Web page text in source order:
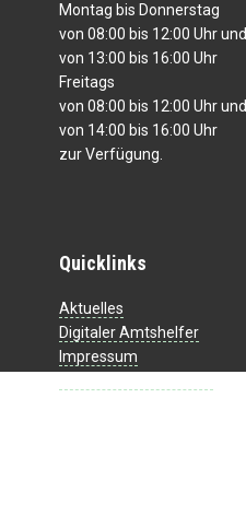
Montag bis Donnerstag
von 08:00 bis 12:00 Uhr und
von 13:00 bis 16:00 Uhr
Freitags
von 08:00 bis 12:00 Uhr und
von 14:00 bis 16:00 Uhr
zur Verfügung.
Quicklinks
Aktuelles
Digitaler Amtshelfer
Impressum